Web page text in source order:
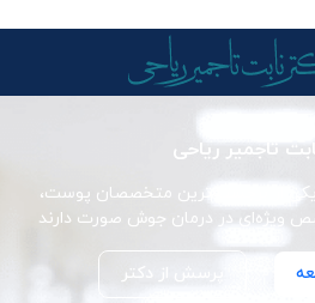
تاجمیر ریاحی
یکی از برجسته‌ترین متخصصان پوست،
ویژه‌ای در درمان جوش صورت دارند
پرسش از دکتر